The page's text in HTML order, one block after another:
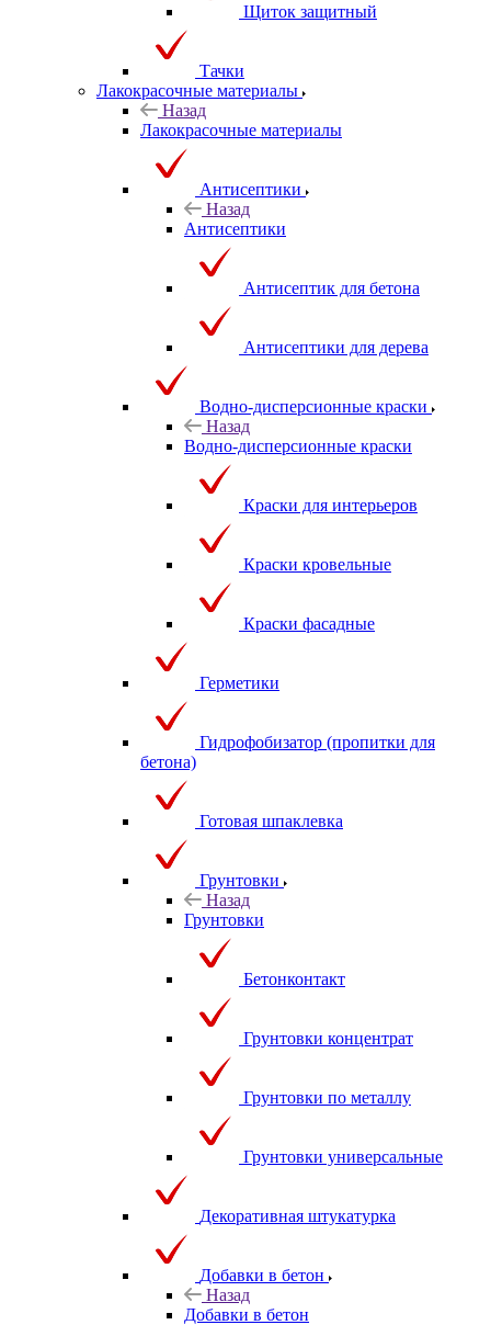
Щиток защитный
Тачки
Лакокрасочные материалы
Назад
Лакокрасочные материалы
Антисептики
Назад
Антисептики
Антисептик для бетона
Антисептики для дерева
Водно-дисперсионные краски
Назад
Водно-дисперсионные краски
Краски для интерьеров
Краски кровельные
Краски фасадные
Герметики
Гидрофобизатор (пропитки для
бетона)
Готовая шпаклевка
Грунтовки
Назад
Грунтовки
Бетонконтакт
Грунтовки концентрат
Грунтовки по металлу
Грунтовки универсальные
Декоративная штукатурка
Добавки в бетон
Назад
Добавки в бетон